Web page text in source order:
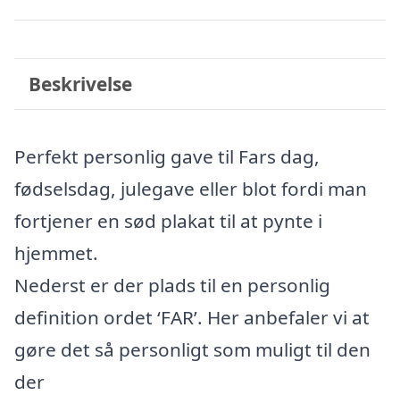
Beskrivelse
Perfekt personlig gave til Fars dag,
fødselsdag, julegave eller blot fordi man
fortjener en sød plakat til at pynte i
hjemmet.
Nederst er der plads til en personlig
definition ordet ‘FAR’. Her anbefaler vi at
gøre det så personligt som muligt til den
der